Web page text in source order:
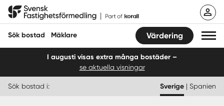
Hoppa
Svensk Fastighetsförmedling
Sök bostad Mäklare Värdering
I augusti visas extra många bostäder –
se aktuella visningar
Sök bostad i: Sverige | Spanien